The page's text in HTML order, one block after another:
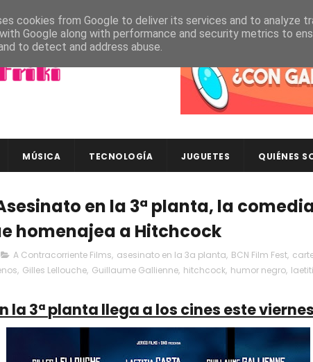
MÚSICA TECNOLOGÍA JUGUETES QUIÉNES
en la 3ª planta, la
homenajea a Hitchcock
A Contracorriente Films, asesinato en la 3a planta, BCN Film Fest,
, Gilles Lellouche, Guillaume Gallienne, hitchcock, humor negro,
la 3ª planta llega a los cines este
cookies from Google to deliver its services and to analyze
Google along with performance and security metrics to
to detect and address abuse.